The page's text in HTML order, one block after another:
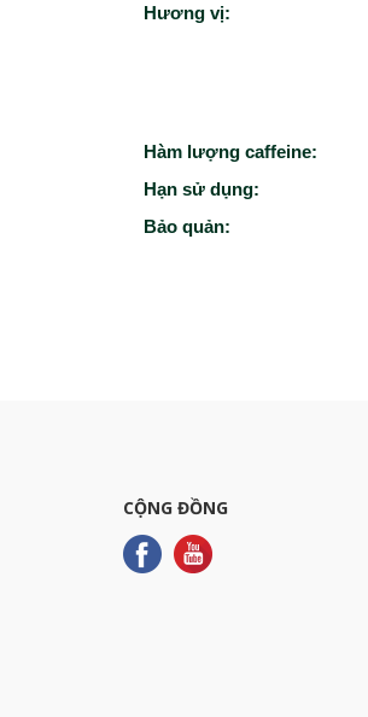
Hương vị:
Hàm lượng caffeine:
Hạn sử dụng:
Bảo quản:
CỘNG ĐỒNG